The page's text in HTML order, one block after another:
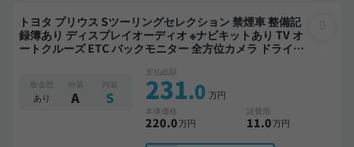
トヨタ プリウス Sツーリングセレクション 禁煙車 整備記
録簿あり ディスプレイオーディオ ※ナビキットあり TV オ
ートクルーズ ETC バックモニター 全方位カメラ ドライブ
板金歴
あり
外装
A
内装
S
支払総額
231.0 万円
本体価格
220.0万円
諸費用
11.0万円